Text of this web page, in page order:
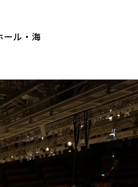
ール・海